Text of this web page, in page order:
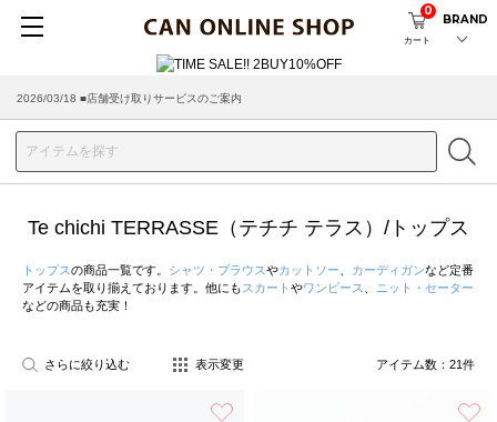
カート
0
BRAND
2026/03/18 ■店舗受け取りサービスのご案内
Te chichi TERRASSE（テチチ テラス）/トップス
トップスの商品一覧です。 シャツ・ブラウスやカットソー カーディガンなど定番
アイテムを取り揃えております。他にも スカート やワンピース
ニット・セーター
などの商品も充実！
さらに絞り込む 表示変更 アイテム数： 21件